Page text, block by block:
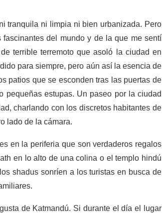
tranquila ni limpia ni bien urbanizada. Pero
del mundo y de la que me sentí
terrible terremoto que asoló la ciudad en
para siempre, pero aún así la esencia de
patios que se esconden tras las puertas de
pequeñas estupas. Un paseo por la ciudad
charlando con los discretos habitantes de
lado de la cámara.
en la periferia que son verdaderos regalos
en lo alto de una colina o el templo hindú
shadus sonríen a los turistas en busca de
de Katmandú. Si durante el día el lugar